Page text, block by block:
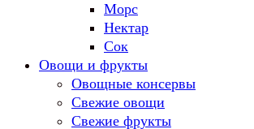
Морс
Нектар
Сок
Овощи и фрукты
Овощные консервы
Свежие овощи
Свежие фрукты